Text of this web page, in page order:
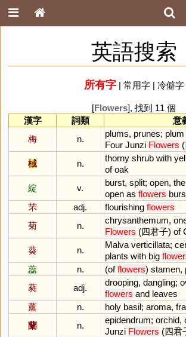
英語搜索
所有字| 常用字| 冷僻字
[Flowers], 找到 11 個
漢字
詞類
意
梅
n.
plums, prunes; plum
Four Junzi Flowers
棫
n.
thorny shrub with
of oak
綻
v.
burst, split; open, the
open as flowers
芣
adj. flourishing flowers
菊
n.
chrysanthemum,
Flowers (四君子) of
葵
n.
Malva verticillata;
plants with big
蕊
n. (of flowers) stamen,
蕤
adj.
drooping, dangling;
flowers and leaves
薰
n. holy basil; aroma,
蘭
n.
epidendrum; orchid,
Junzi Flowers (四君